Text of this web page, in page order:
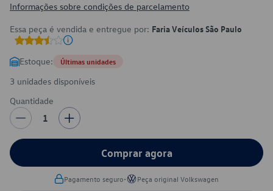
Informações sobre condições de parcelamento
Essa peça é vendida e entregue por: Faria Veículos São Paulo
Estoque: Últimas unidades
3 unidades disponíveis
Quantidade
1
Comprar agora
Pagamento seguro• Peça original Volkswagen